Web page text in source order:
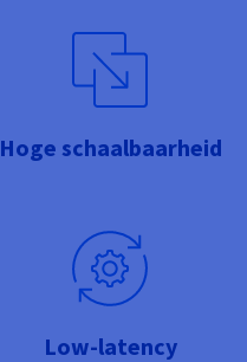
Hoge schaalbaarheid
Low-latency